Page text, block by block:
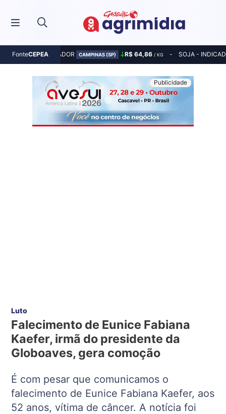
FonteCEPEA
MILHO - INDICADOR CAMPINAS (SP) R$ 64,86 / KG SOJA -
Luto
Falecimento de Eunice Fabiana
Kaefer, irmã do presidente da
Globoaves, gera comoção
É com pesar que comunicamos o
falecimento de Eunice Fabiana Kaefer, aos
52 anos, vítima de câncer. A notícia foi